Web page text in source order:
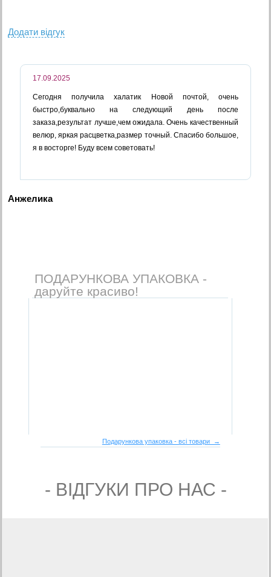
Додати вiдгук
17.09.2025
Сегодня получила халатик Новой почтой, очень
быстро,буквально на следующий день после
заказа,результат лучше,чем ожидала. Очень качественный
велюр, яркая расцветка,размер точный. Спасибо большое,
я в восторге! Буду всем советовать!
Анжелика
ПОДАРУНКОВА УПАКОВКА -
даруйте красиво!
Подарункова упаковка - всі товари →
- ВIДГУКИ ПРО НАС -